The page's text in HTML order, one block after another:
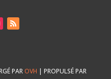
PAROVH | PROPULSÉ PAR